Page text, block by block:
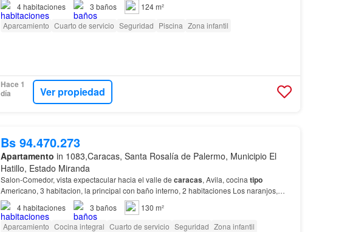
4habitaciones 3 baños
124 m²
Aparcamiento Cuarto de servicio Seguridad Piscina Zona infantil
Hace 1
día
Ver propiedad
Bs 94.470.273
Apartamento in 1083,Caracas, Santa Rosalía de Palermo, Municipio El
Hatillo, Estado Miranda
Salon-Comedor, vista expectacular hacia el valle de caracas, Avila, cocina tipo
Americano, 3 habitacion, la principal con baño interno, 2 habitaciones Los naranjos,
Centro deportivo, Transporte Publico…
4habitaciones 3 baños
130 m²
Aparcamiento Cocina integral Cuarto de servicio Seguridad Zona infantil